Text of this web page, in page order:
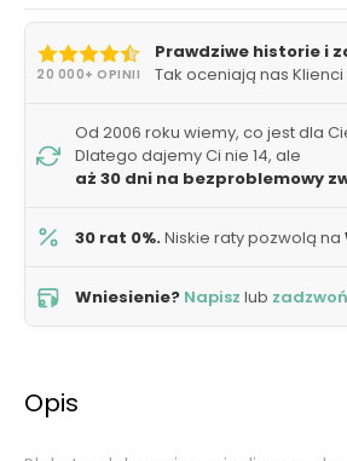
20 000+ OPINII
Prawdziwe historie i
Tak oceniają nas Klienci
Od 2006 roku wiemy, co jest dla
Dlatego dajemy Ci nie 14, ale
aż 30 dni na bezproblemowy
30 rat 0%.Niskie raty pozwolą na
Wniesienie? Napisz lub zadzwoń
Opis